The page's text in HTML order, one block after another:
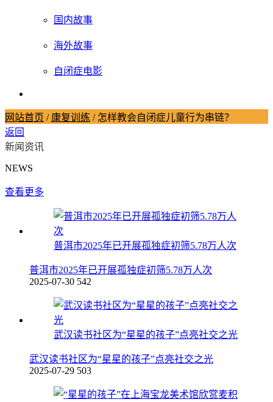
国内故事
海外故事
自闭症电影
网站首页 / 康复训练 / 怎样教会自闭症儿童行为串链？
返回
新闻资讯
NEWS
查看更多
普洱市2025年已开展孤独症初筛5.78万人次
普洱市2025年已开展孤独症初筛5.78万人次
2025-07-30 542
武汉读书社区为“星星的孩子”点亮社交之光
武汉读书社区为“星星的孩子”点亮社交之光
2025-07-29 503